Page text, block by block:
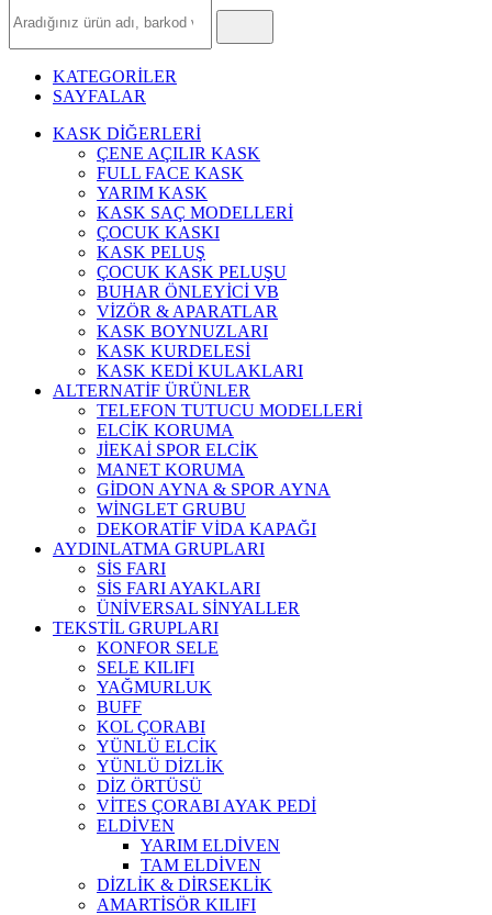
Ürün
KATEGORİLER
SAYFALAR
KASK DİĞERLERİ
ÇENE AÇILIR KASK
FULL FACE KASK
YARIM KASK
KASK SAÇ MODELLERİ
ÇOCUK KASKI
KASK PELUŞ
ÇOCUK KASK PELUŞU
BUHAR ÖNLEYİCİ VB
VİZÖR & APARATLAR
KASK BOYNUZLARI
KASK KURDELESİ
KASK KEDİ KULAKLARI
ALTERNATİF ÜRÜNLER
TELEFON TUTUCU MODELLERİ
ELCİK KORUMA
JİEKAİ SPOR ELCİK
MANET KORUMA
GİDON AYNA & SPOR AYNA
WİNGLET GRUBU
DEKORATİF VİDA KAPAĞI
AYDINLATMA GRUPLARI
SİS FARI
SİS FARI AYAKLARI
ÜNİVERSAL SİNYALLER
TEKSTİL GRUPLARI
KONFOR SELE
SELE KILIFI
YAĞMURLUK
BUFF
KOL ÇORABI
YÜNLÜ ELCİK
YÜNLÜ DİZLİK
DİZ ÖRTÜSÜ
VİTES ÇORABI AYAK PEDİ
ELDİVEN
YARIM ELDİVEN
TAM ELDİVEN
DİZLİK & DİRSEKLİK
AMARTİSÖR KILIFI